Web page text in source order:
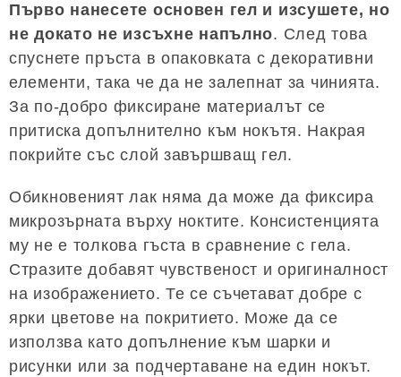
Първо нанесете основен гел и изсушете, но
не докато не изсъхне напълно. След това
спуснете пръста в опаковката с декоративни
елементи, така че да не залепнат за чинията.
За по-добро фиксиране материалът се
притиска допълнително към нокътя. Накрая
покрийте със слой завършващ гел.
Обикновеният лак няма да може да фиксира
микрозърната върху ноктите. Консистенцията
му не е толкова гъста в сравнение с гела.
Стразите добавят чувственост и оригиналност
на изображението. Те се съчетават добре с
ярки цветове на покритието. Може да се
използва като допълнение към шарки и
рисунки или за подчертаване на един нокът.